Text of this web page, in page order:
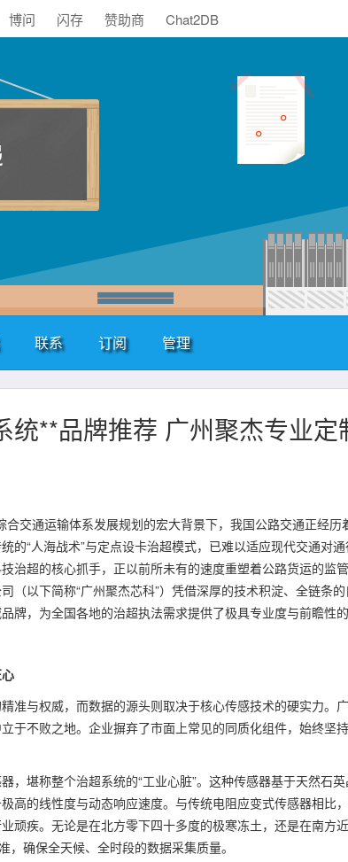
博问 闪存 赞助商 Chat2DB
联系 订阅 管理
统**品牌推荐 广州聚杰专业
合交通运输体系发展规划的宏大背景下，我国公路交通正经历
的“人海战术”与定点设卡治超模式，已难以适应现代交通对
治超的核心抓手，正以前所未有的速度重塑着公路货运的监
（以下简称“广州聚杰芯科”）凭借深厚的技术积淀、全链条
牌，为全国各地的治超执法需求提供了极具专业度与前瞻性的
准与权威，而数据的源头则取决于核心传感技术的硬实力。
于不败之地。企业摒弃了市面上常见的同质化组件，始终坚
，堪称整个治超系统的“工业心脏”。这种传感器基于天然石
高的线性度与动态响应速度。与传统电阻应变式传感器相比
顽疾。无论是在北方零下四十多度的极寒冻土，还是在南方
，确保全天候、全时段的数据采集质量。